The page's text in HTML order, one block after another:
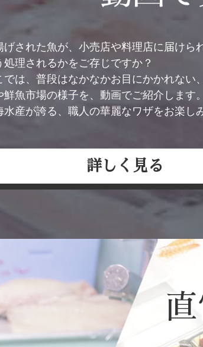
げされた魚が、小売店や料理店に届けら
処理されるかをご存じですか？
では、普段はなかなかお目にかかれない
鮮魚市場の様子を、動画でご紹介します。
水産が誇る、職人の華麗なワザをお楽し
詳しく見る